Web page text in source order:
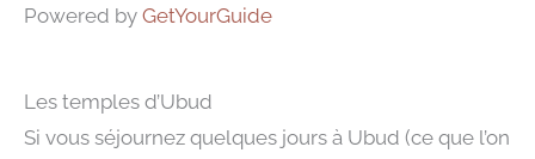
Powered by GetYourGuide
Les temples d’Ubud
Si vous séjournez quelques jours à Ubud (ce que l’on